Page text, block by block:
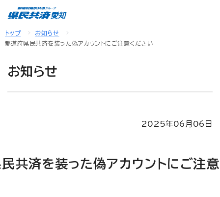
トップ
お知らせ
都道府県民共済を装った偽アカウントにご注意ください
お知らせ
2025年06月06日
共済を装った偽アカウントにご注